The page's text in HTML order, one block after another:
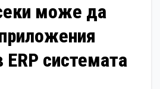
може да
ERP системата